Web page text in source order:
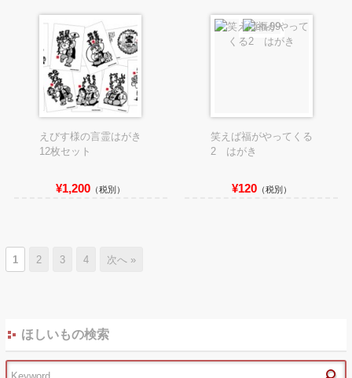
えびす様の言霊はがき
12枚セット
¥1,200 （税別）
笑えば福がやってくる
2 はがき
¥120（税別）
1 2 3 4 次へ »
ほしいもの検索